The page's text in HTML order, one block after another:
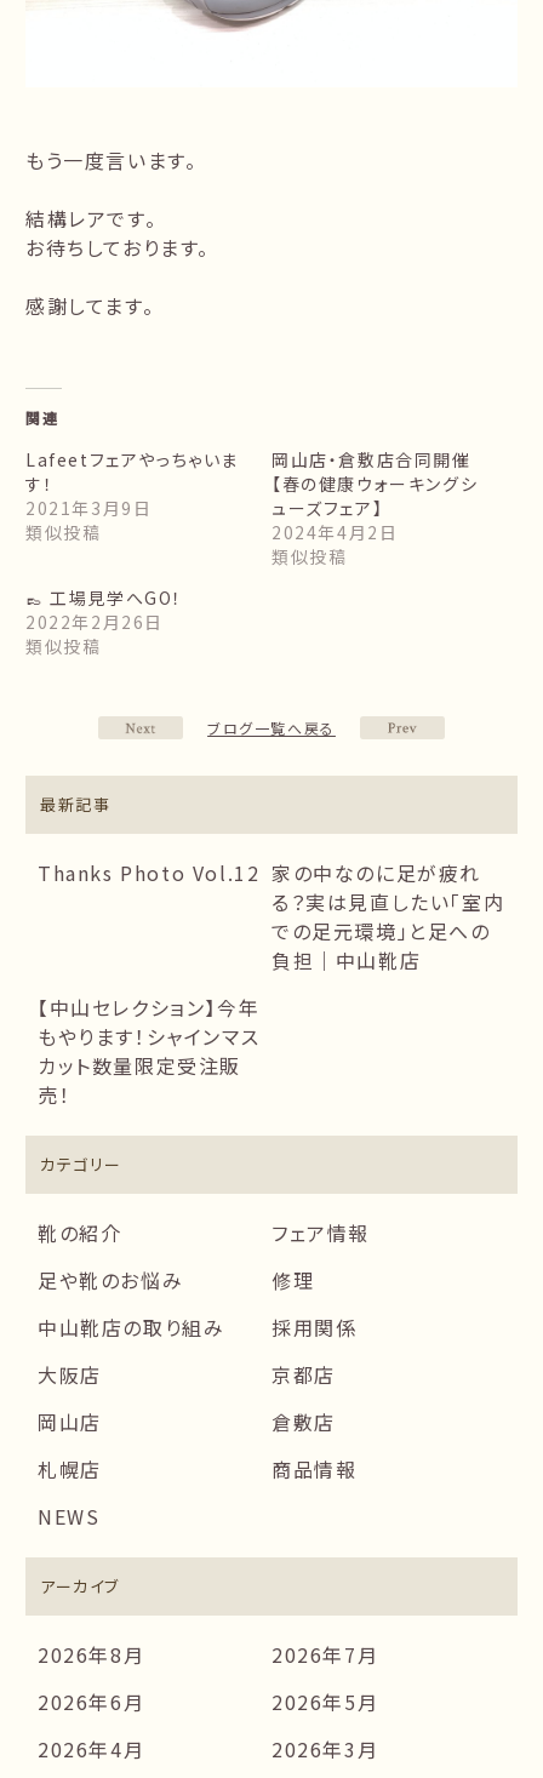
もう一度言います。
結構レアです。
お待ちしております。
感謝してます。
関連
Lafeetフェアやっちゃいま
す！
2021年3月9日
類似投稿
岡山店・倉敷店合同開催
【春の健康ウォーキングシ
ューズフェア】
2024年4月2日
類似投稿
👞 工場見学へGO！
2022年2月26日
類似投稿
ブログ一覧へ戻る
最新記事
Thanks Photo Vol.12 家の中なのに足が疲れ
る？実は見直したい「室内
での足元環境」と足への
負担｜中山靴店
【中山セレクション】今年
もやります！シャインマス
カット数量限定受注販
売！
カテゴリー
靴の紹介
フェア情報
足や靴のお悩み
修理
中山靴店の取り組み
採用関係
大阪店
京都店
岡山店
倉敷店
札幌店
商品情報
NEWS
アーカイブ
2026年8月
2026年7月
2026年6月
2026年5月
2026年4月
2026年3月